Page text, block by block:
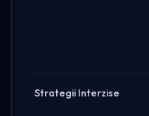
Strategii Interzise